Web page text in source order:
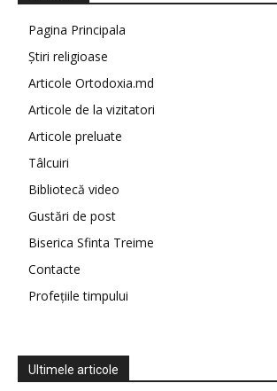
Pagina Principala
Știri religioase
Articole Ortodoxia.md
Articole de la vizitatori
Articole preluate
Tâlcuiri
Bibliotecă video
Gustări de post
Biserica Sfinta Treime
Contacte
Profețiile timpului
Ultimele articole